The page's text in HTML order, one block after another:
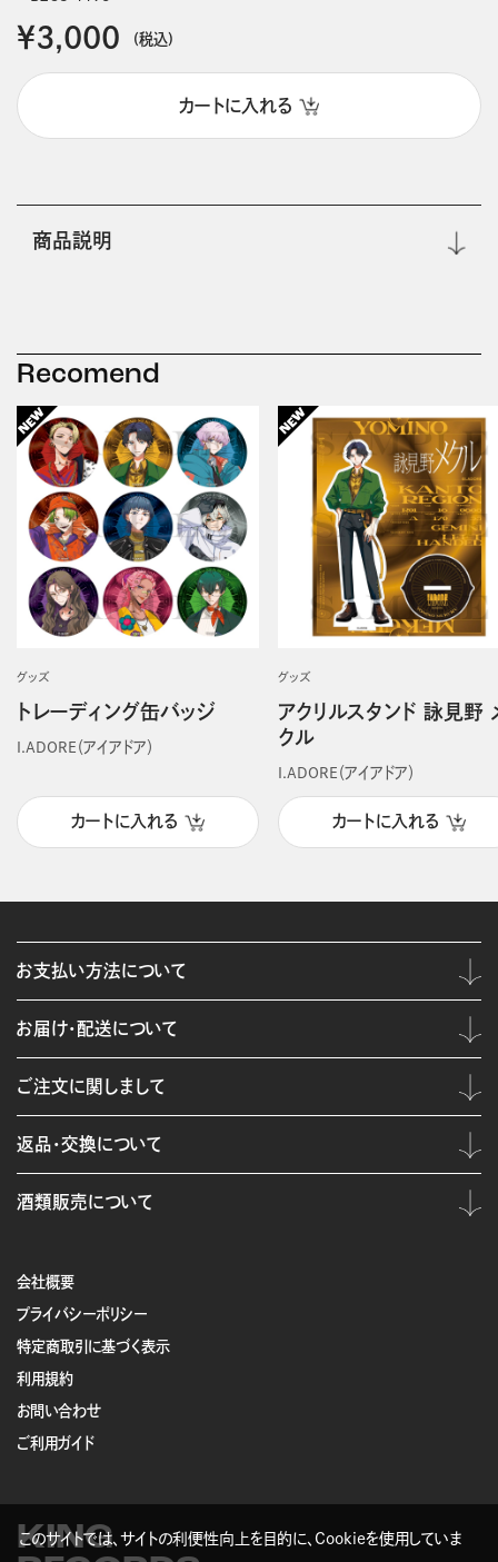
￥3,000 (税込)
カートに入れる
商品説明
Recomend
グッズ
トレーディング缶バッジ
I.ADORE（アイアドア）
カートに入れる
グッズ
アクリルスタンド 詠見野
クル
I.ADORE（アイアドア）
カートに入れる
会社概要
プライバシーポリシー
特定商取引に基づく表示
利用規約
お問い合わせ
ご利用ガイド
KING
お支払い方法について
お届け・配送について
ご注文に関しまして
返品・交換について
酒類販売について
このサイトでは、サイトの利便性向上を目的に、Cookieを使用していま